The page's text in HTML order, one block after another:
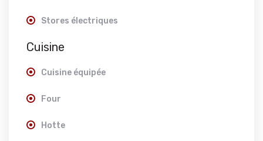
Stores électriques
Cuisine
Cuisine équipée
Four
Hotte